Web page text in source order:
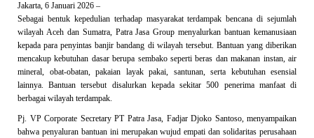
Jakarta, 6 Januari 2026 –
Sebagai bentuk kepedulian terhadap masyarakat terdampak bencana di sejumlah
wilayah Aceh dan Sumatra, Patra Jasa Group menyalurkan bantuan kemanusiaan
kepada para penyintas banjir bandang di wilayah tersebut. Bantuan yang diberikan
mencakup kebutuhan dasar berupa sembako seperti beras dan makanan instan, air
mineral, obat-obatan, pakaian layak pakai, santunan, serta kebutuhan esensial
lainnya. Bantuan tersebut disalurkan kepada sekitar 500 penerima manfaat di
berbagai wilayah terdampak.
Pj. VP Corporate Secretary PT Patra Jasa, Fadjar Djoko Santoso, menyampaikan
bahwa penyaluran bantuan ini merupakan wujud empati dan solidaritas perusahaan